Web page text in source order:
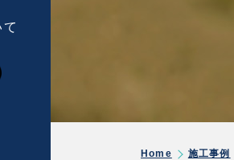
Home 施工事例